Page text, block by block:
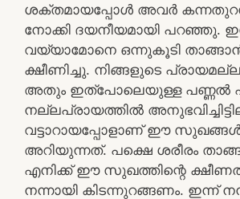
ശക്തമായപ്പോൾ അവർ
നോക്കി ദയനീയമായി പറഞ്ഞു.
വയ്യാമോനെ ഒന്നുകൂടി
ക്ഷീണിച്ചു. നിങ്ങളുടെ
അതും ഇത്പോലെയുള്ള പണ്ണൽ
നല്ലപ്രായത്തിൽ
വട്ടാറായപ്പോളാണ് ഈ
അറിയുന്നത്. പക്ഷെ ശരീരം
എനിക്ക് ഈ സുഖത്തിന്റെ
നന്നായി കിടന്നുറങ്ങണം. ഇന്ന്